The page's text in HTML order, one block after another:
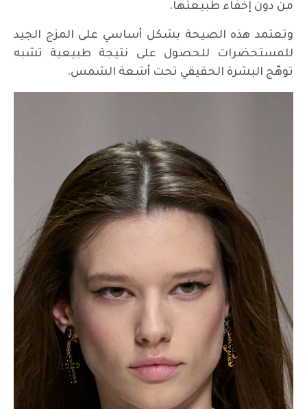
من دون إخفاء طبيعتها.
وتعتمد هذه الصيحة بشكل أساسي على المزج الجيد
للمستحضرات للحصول على نتيجة طبيعية تشبه
توهّج البشرة الحقيقي تحت أشعة الشمس.